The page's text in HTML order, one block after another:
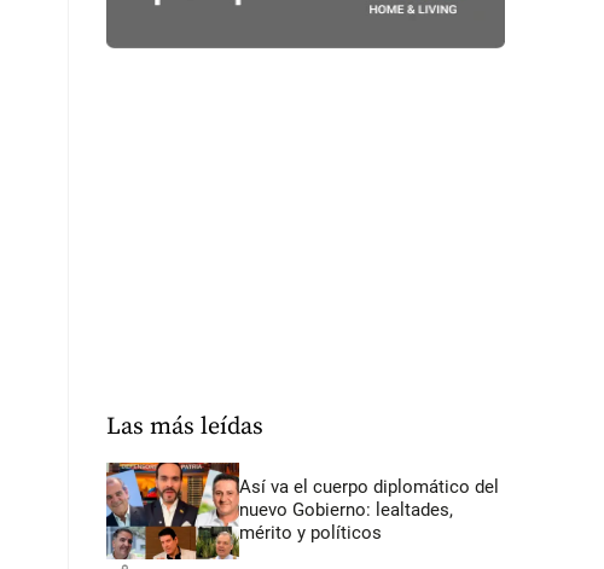
Las más leídas
Así va el cuerpo diplomático del
nuevo Gobierno: lealtades,
mérito y políticos